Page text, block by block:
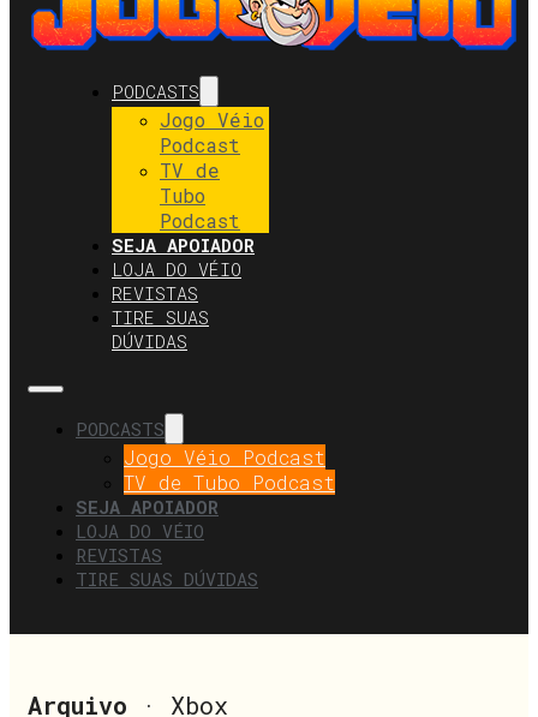
PODCASTS
Jogo Véio
Podcast
TV de
Tubo
Podcast
SEJA APOIADOR
LOJA DO VÉIO
REVISTAS
TIRE SUAS
DÚVIDAS
PODCASTS
Jogo Véio Podcast
TV de Tubo Podcast
SEJA APOIADOR
LOJA DO VÉIO
REVISTAS
TIRE SUAS DÚVIDAS
Arquivo · Xbox